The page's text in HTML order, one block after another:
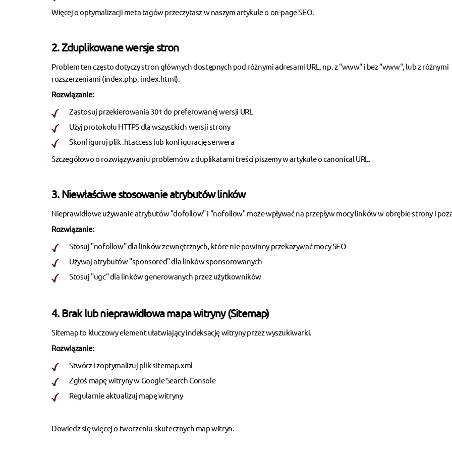
Więcej o optymalizacji meta tagów przeczytasz w naszymartykule o on-page SEO
2. Zduplikowane wersje stron
Problem ten często dotyczy stron głównych dostępnych pod różnymi adresami URL, np. z "www" i bez "www", lub z różnymi
rozszerzeniami (index.php, index.html).
Rozwiązanie:
Zastosuj przekierowania 301 do preferowanej wersji URL
Użyj protokołu HTTPS dla wszystkich wersji strony
Skonfiguruj plik .htaccess lub konfigurację serwera
Szczegółowo o rozwiązywaniu problemów z duplikatami treści piszemy wartykule o canonical URL
3. Niewłaściwe stosowanie atrybutów linków
Nieprawidłowe używanie atrybutów "dofollow" i "nofollow" może wpływać na przepływ mocy linków w obrębie strony i
Rozwiązanie:
Stosuj "nofollow" dla linków zewnętrznych, które nie powinny przekazywać mocy SEO
Używaj atrybutów "sponsored" dla linków sponsorowanych
Stosuj "ugc" dla linków generowanych przez użytkowników
4. Brak lub nieprawidłowa mapa witryny (Sitemap)
Sitemap to kluczowy element ułatwiający indeksację witryny przez wyszukiwarki.
Rozwiązanie:
Stwórz i zoptymalizuj plik sitemap.xml
Zgłoś mapę witryny w Google Search Console
Regularnie aktualizuj mapę witryny
Dowiedz się więcej o tworzeniu skutecznych map witryn